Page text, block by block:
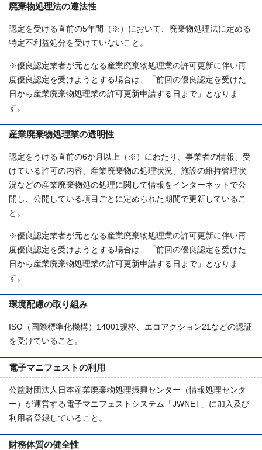
廃棄物処理法の遵法性
認定を受ける直前の5年間（※）において、廃棄物処理法に定める
特定不利益処分を受けていないこと。
※優良認定業者が元となる産業廃棄物処理業の許可更新に伴い再
度優良認定を受けようとする場合は、「前回の優良認定を受けた
日から産業廃棄物処理業の許可更新申請する日まで」となりま
す。
産業廃棄物処理業の透明性
認定をうける直前の6か月以上（※）にわたり、事業者の情報、受
けている許可の内容、産業廃棄物の処理状況、施設の維持管理状
況などの産業廃棄物処の処理に関して情報をインターネットで公
開し、公開している項目ごとに定められた期間で更新しているこ
と。
※優良認定業者が元となる産業廃棄物処理業の許可更新に伴い再
度優良認定を受けようとする場合は、「前回の優良認定を受けた
日から産業廃棄物処理業の許可更新申請する日まで」となりま
す。
環境配慮の取り組み
ISO（国際標準化機構）14001規格、エコアクション21などの認証
を受けていること。
電子マニフェストの利用
公益財団法人日本産業廃棄物処理振興センター（情報処理センタ
ー）が運営する電子マニフェストシステム「JWNET」に加入及び
利用者登録していること。
財務体質の健全性